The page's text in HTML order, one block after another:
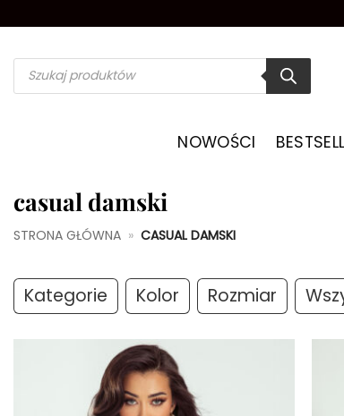
zawartości
Wyszukiwarka
produktów
NOWOŚCI
casual damski
STRONA GŁÓWNA » CASUAL DAMSKI
Kategorie Kolor Rozmiar